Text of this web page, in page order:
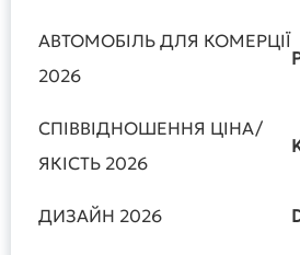
АВТОМОБІЛЬ ДЛЯ КОМЕРЦІЇ
2026
СПІВВІДНОШЕННЯ ЦІНА/
ЯКІСТЬ 2026
ДИЗАЙН 2026